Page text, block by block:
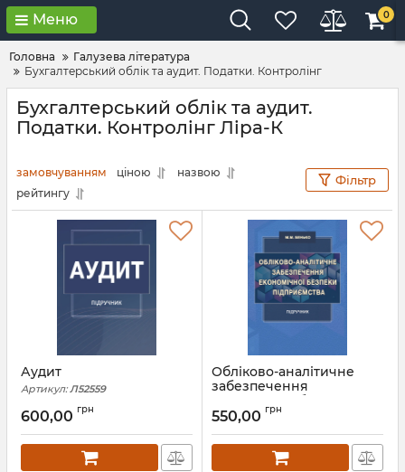
Меню 0
Головна
Галузева література
Бухгалтерський облік та аудит. Податки. Контролінг
Бухгалтерський облік та аудит.
Податки. Контролінг Ліра-К
замовчуванням ціною
назвою
рейтингу
Фільтр
Аудит
Артикул: Л52559
600,00 грн
Обліково-аналітичне
забезпечення
економічної безпеки
підприємства: підручник
Артикул: Л12833
550,00 грн